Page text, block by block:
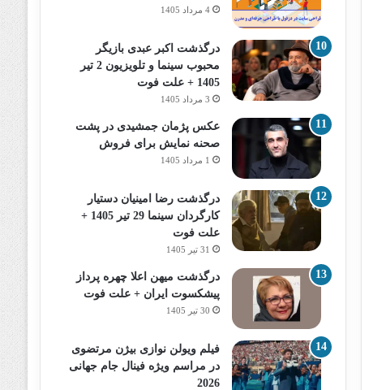
4 مرداد 1405
درگذشت اکبر عبدی بازیگر
محبوب سینما و تلویزیون 2 تیر
1405 + علت فوت
3 مرداد 1405
عکس پژمان جمشیدی در پشت
صحنه نمایش برای فروش
1 مرداد 1405
درگذشت رضا امینیان دستیار
کارگردان سینما 29 تیر 1405 +
علت فوت
31 تیر 1405
درگذشت میهن اعلا چهره پرداز
پیشکسوت ایران + علت فوت
30 تیر 1405
فیلم ویولن نوازی بیژن مرتضوی
در مراسم ویژه فینال جام جهانی
2026